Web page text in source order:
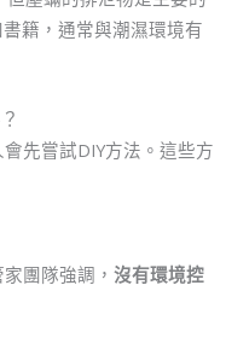
籍，通常與潮濕環境有
先嘗試DIY方法。這些方
團隊強調， 沒有環境控